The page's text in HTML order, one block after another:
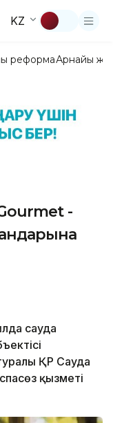
KZ
реформаАрнайы
-
сауда
ҚР Сауда
қызметі